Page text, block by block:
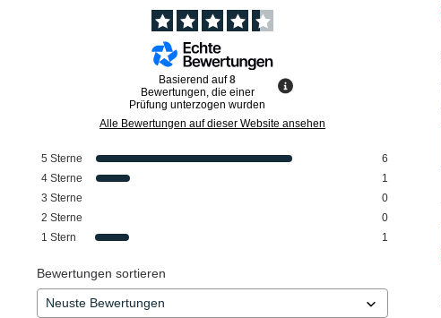
Basierend auf8
Bewertungen, die einer
Prüfung unterzogen wurden
Alle Bewertungen auf dieser Website ansehen
5 Sterne
6
4 Sterne
1
3 Sterne
0
2 Sterne
0
1 Stern 1
Bewertungen sortieren